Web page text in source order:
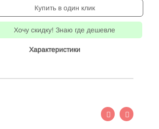
Купить в один клик
Хочу скидку! Знаю где дешевле
Характеристики